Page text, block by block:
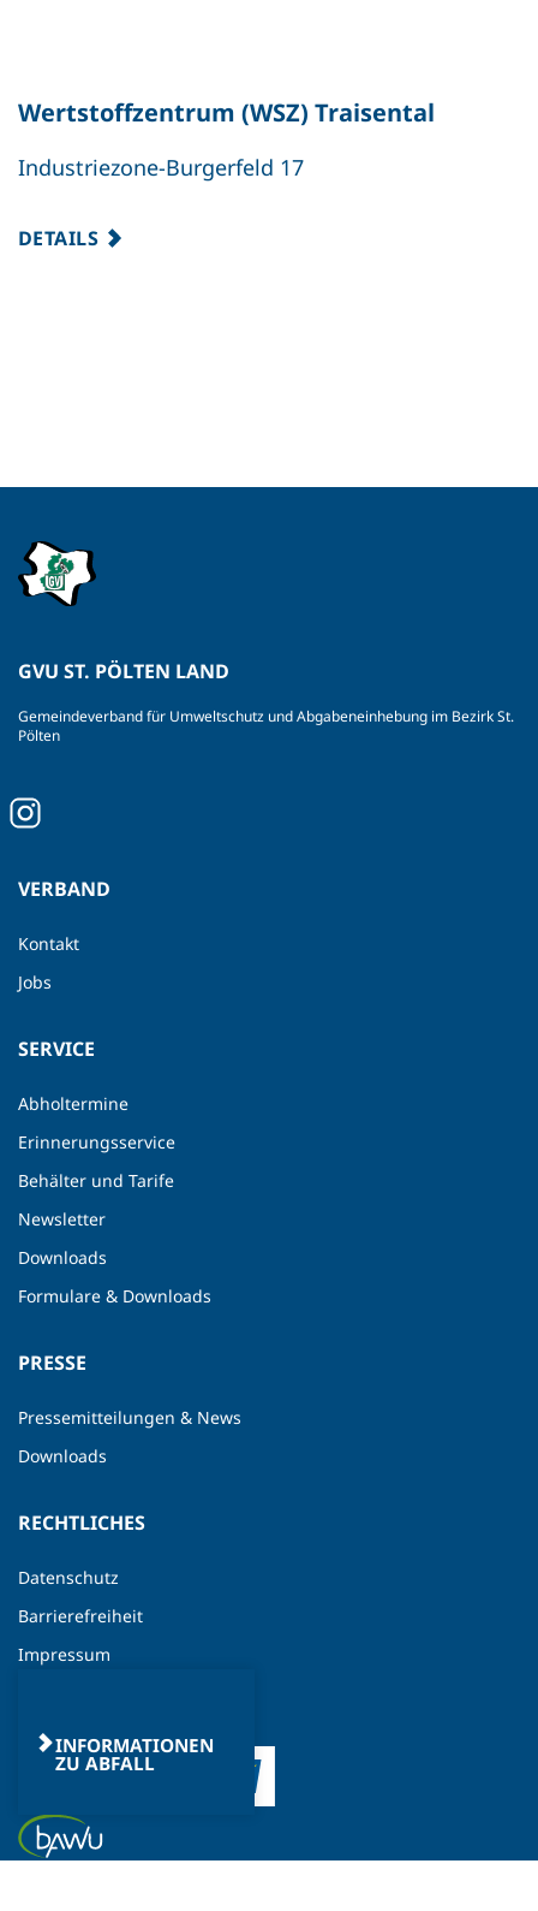
INFORMATIONEN
ZU ABFALL
Wertstoffzentrum (WSZ) Traisental
Industriezone-Burgerfeld 17
DETAILS
GVU ST. PÖLTEN LAND
Gemeindeverband für Umweltschutz und Abgabeneinhebung im Bezirk St.
Pölten
VERBAND
Kontakt
Jobs
SERVICE
Abholtermine
Erinnerungsservice
Behälter und Tarife
Newsletter
Downloads
Formulare & Downloads
PRESSE
Pressemitteilungen & News
Downloads
RECHTLICHES
Datenschutz
Barrierefreiheit
Impressum